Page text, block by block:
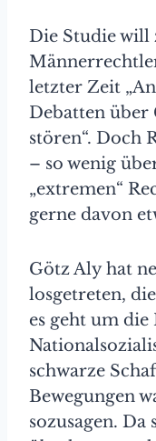
Die Studie will
letzter Zeit
Debatten über
stören“. Doch
– so wenig
„extremen“
gerne davon
Götz Aly hat
losgetreten,
es geht um die
schwarze
Bewegungen
sozusagen. Da